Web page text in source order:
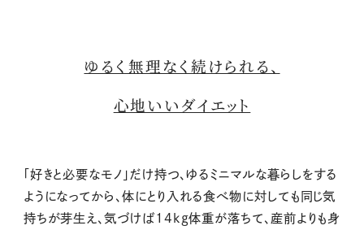
ゆるく無理なく続けられる、
心地いいダイエット
「好きと必要なモノ」だけ持つ、ゆるミニマルな暮らしをする
ようになってから、体にとり入れる食べ物に対しても同じ気
持ちが芽生え、気づけば14kg体重が落ちて、産前よりも身